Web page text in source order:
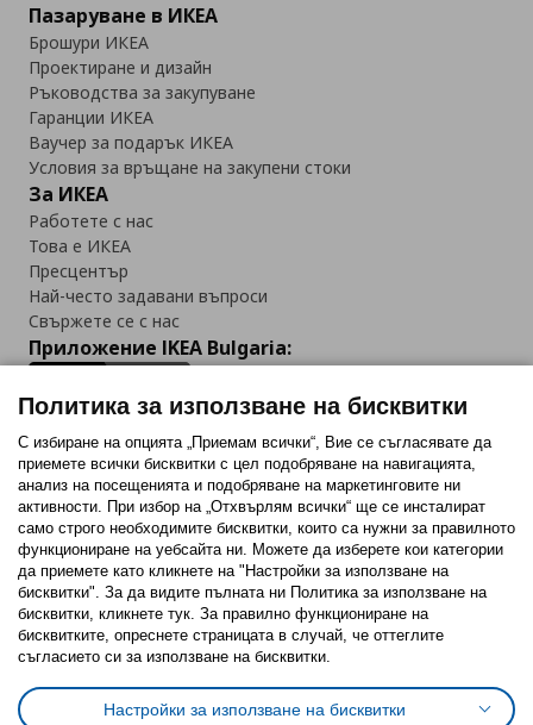
Пазаруване в ИКЕА
Брошури ИКЕА
Проектиране и дизайн
Ръководства за закупуване
Гаранции ИКЕА
Ваучер за подарък ИКЕА
Условия за връщане на закупени стоки
За ИКЕА
Работете с нас
Това е ИКЕА
Пресцентър
Най-често задавани въпроси
Свържете се с нас
Приложение IKEA Bulgaria:
Последвайте ни:
FacebookTwitterYoutubePinterestInstagram
Политика за използване на бисквитки (Cookies)
Избор на настройки за използване на бисквитки
Условия за ползване на ikea.bgОбща политика за личните данни
Политика за използване на бисквитки
С избиране на опцията „Приемам всички“, Вие се съгласявате да
приемете всички бисквитки с цел подобряване на навигацията,
анализ на посещенията и подобряване на маркетинговите ни
активности. При избор на „Отхвърлям всички“ ще се инсталират
само строго необходимитe бисквитки, които са нужни за правилното
функциониране на уебсайта ни. Можете да изберете кои категории
да приемете като кликнете на "Настройки за използване на
бисквитки". За да видите пълната ни Политика за използване на
бисквитки, кликнете тук. За правилно функциониране на
бисквитките, опреснете страницата в случай, че оттеглите
съгласието си за използване на бисквитки.
Настройки за използване на бисквитки